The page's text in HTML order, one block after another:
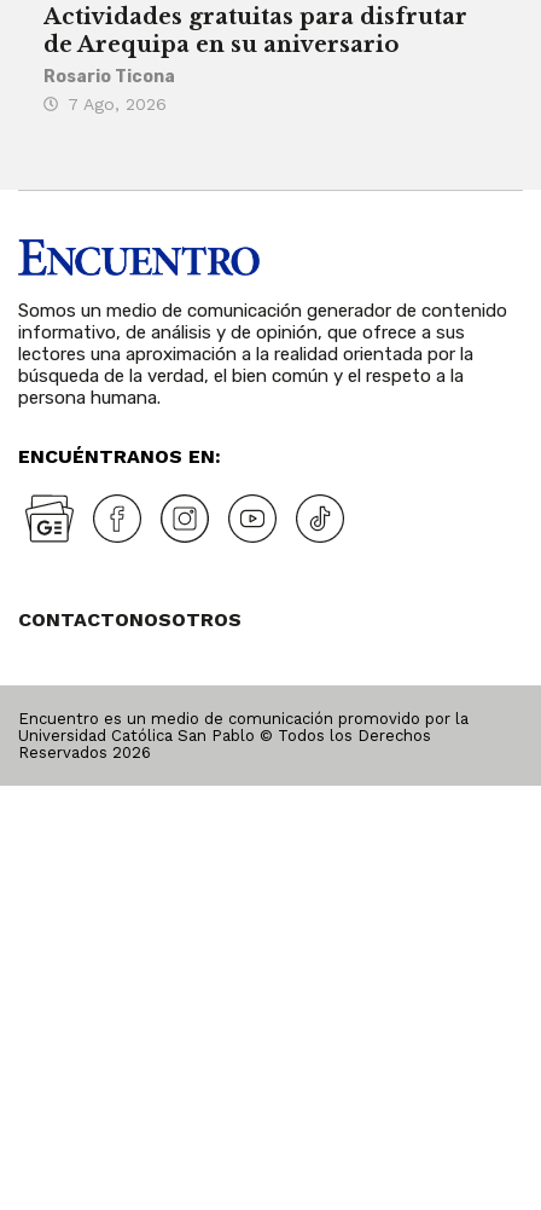
Actividades gratuitas para disfrutar
de Arequipa en su aniversario
Rosario Ticona
7 Ago, 2026
Somos un medio de comunicación generador de contenido
informativo, de análisis y de opinión, que ofrece a sus
lectores una aproximación a la realidad orientada por la
búsqueda de la verdad, el bien común y el respeto a la
persona humana.
ENCUÉNTRANOS EN:
CONTACTONOSOTROS
Encuentro es un medio de comunicación promovido por la
Universidad Católica San Pablo © Todos los Derechos
Reservados 2026